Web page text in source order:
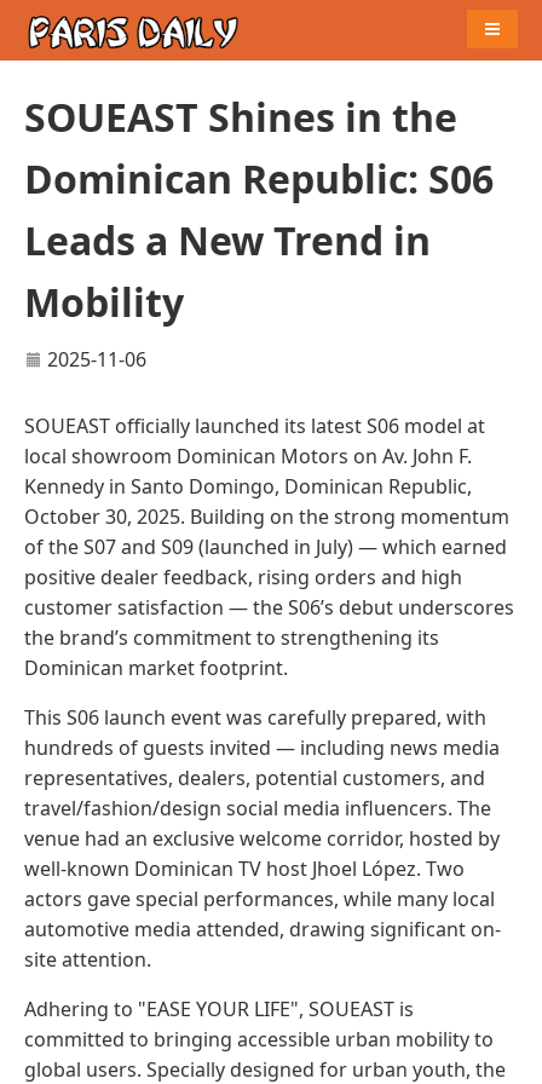
SOUEAST Shines in the
Dominican Republic: S06
Leads a New Trend in
Mobility
2025-11-06
SOUEAST officially launched its latest S06 model at
local showroom Dominican Motors on Av. John F.
Kennedy in Santo Domingo, Dominican Republic,
October 30, 2025. Building on the strong momentum
of the S07 and S09 (launched in July) — which earned
positive dealer feedback, rising orders and high
customer satisfaction — the S06’s debut underscores
the brand’s commitment to strengthening its
Dominican market footprint.
This S06 launch event was carefully prepared, with
hundreds of guests invited — including news media
representatives, dealers, potential customers, and
travel/fashion/design social media influencers. The
venue had an exclusive welcome corridor, hosted by
well-known Dominican TV host Jhoel López. Two
actors gave special performances, while many local
automotive media attended, drawing significant on-
site attention.
Adhering to "EASE YOUR LIFE", SOUEAST is
committed to bringing accessible urban mobility to
global users. Specially designed for urban youth, the